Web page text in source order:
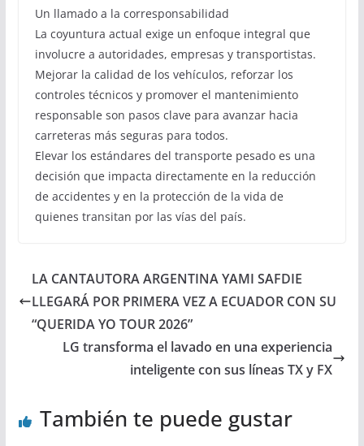
Un llamado a la corresponsabilidad
La coyuntura actual exige un enfoque integral que
involucre a autoridades, empresas y transportistas.
Mejorar la calidad de los vehículos, reforzar los
controles técnicos y promover el mantenimiento
responsable son pasos clave para avanzar hacia
carreteras más seguras para todos.
Elevar los estándares del transporte pesado es una
decisión que impacta directamente en la reducción
de accidentes y en la protección de la vida de
quienes transitan por las vías del país.
LA CANTAUTORA ARGENTINA YAMI SAFDIE
LLEGARÁ POR PRIMERA VEZ A ECUADOR CON SU
“QUERIDA YO TOUR 2026”
LG transforma el lavado en una experiencia
inteligente con sus líneas TX y FX
También te puede gustar